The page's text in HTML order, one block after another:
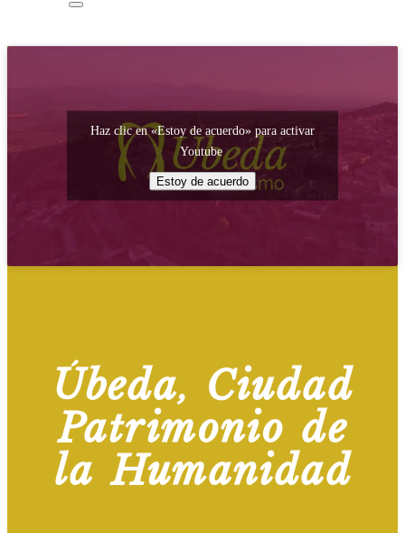
Haz clic en «Estoy de acuerdo» para activar
Youtube
Estoy de acuerdo
Úbeda, Ciudad
Patrimonio de
la Humanidad